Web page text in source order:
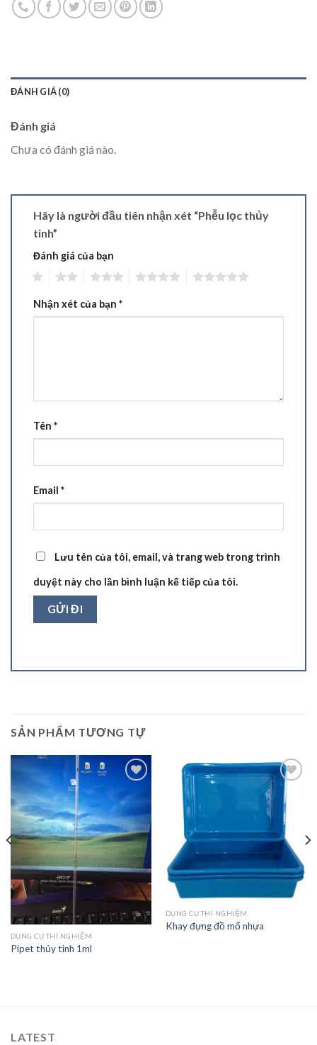
ĐÁNH GIÁ (0)
Đánh giá
Chưa có đánh giá nào.
Hãy là người đầu tiên nhận xét “Phễu lọc thủy
tinh”
Đánh giá của bạn
Nhận xét của bạn *
Tên *
Email *
Lưu tên của tôi, email, và trang web trong trình
duyệt này cho lần bình luận kế tiếp của tôi.
SẢN PHẨM TƯƠNG TỰ
Wishlist
DỤNG CỤ THÍ NGHIỆM
Pipet thủy tinh 1ml
Add to
Wishlist
DỤNG CỤ THÍ NGHIỆM
Khay đựng đồ mổ nhựa
LATEST